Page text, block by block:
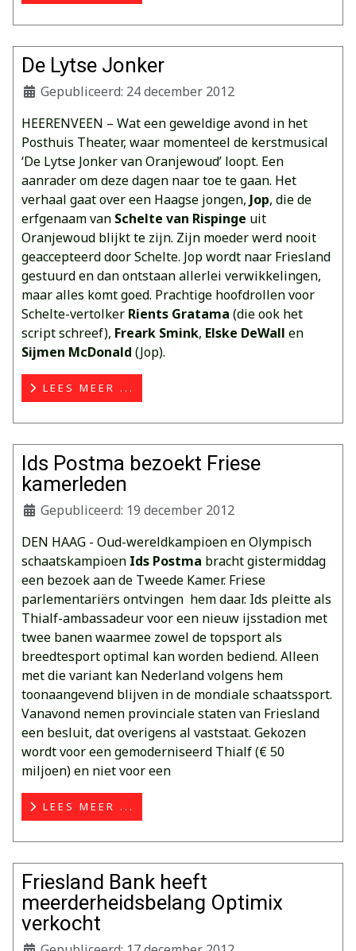
De Lytse Jonker
Gepubliceerd: 24 december 2012
HEERENVEEN – Wat een geweldige avond in het
Posthuis Theater, waar momenteel de kerstmusical
‘De Lytse Jonker van Oranjewoud’ loopt. Een
aanrader om deze dagen naar toe te gaan. Het
verhaal gaat over een Haagse jongen, Jop, die de
erfgenaam van Schelte van Rispinge uit
Oranjewoud blijkt te zijn. Zijn moeder werd nooit
geaccepteerd door Schelte. Jop wordt naar Friesland
gestuurd en dan ontstaan allerlei verwikkelingen,
maar alles komt goed. Prachtige hoofdrollen voor
Schelte-vertolker Rients Gratama (die ook het
script schreef), Freark Smink, Elske DeWall en
Sijmen McDonald (Jop).
LEES MEER ...
Ids Postma bezoekt Friese
kamerleden
Gepubliceerd: 19 december 2012
DEN HAAG - Oud-wereldkampioen en Olympisch
schaatskampioen Ids Postma bracht gistermiddag
een bezoek aan de Tweede Kamer. Friese
parlementariërs ontvingen hem daar. Ids pleitte als
Thialf-ambassadeur voor een nieuw ijsstadion met
twee banen waarmee zowel de topsport als
breedtesport optimal kan worden bediend. Alleen
met die variant kan Nederland volgens hem
toonaangevend blijven in de mondiale schaatssport.
Vanavond nemen provinciale staten van Friesland
een besluit, dat overigens al vaststaat. Gekozen
wordt voor een gemoderniseerd Thialf (€ 50
miljoen) en niet voor een
LEES MEER ...
Friesland Bank heeft
meerderheidsbelang Optimix
verkocht